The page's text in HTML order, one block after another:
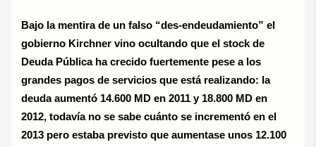
Bajo la mentira de un falso “des-endeudamiento” el
gobierno Kirchner vino ocultando que el stock de
Deuda Pública ha crecido fuertemente pese a los
grandes pagos de servicios que está realizando: la
deuda aumentó 14.600 MD en 2011 y 18.800 MD en
2012, todavía no se sabe cuánto se incrementó en el
2013 pero estaba previsto que aumentase unos 12.100